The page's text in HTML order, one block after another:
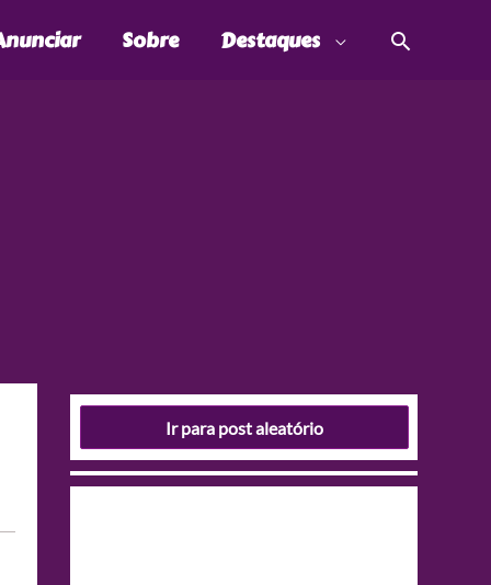
Sobre Destaques
Ir para post aleatório